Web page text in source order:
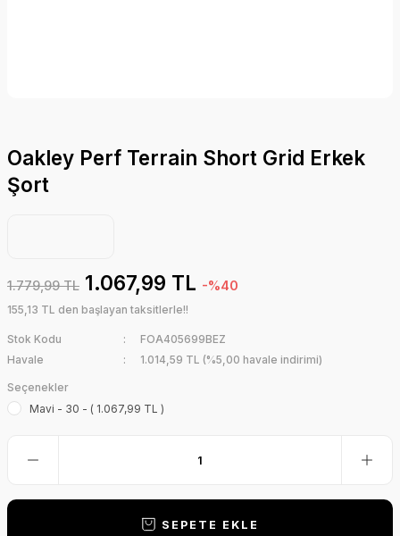
Oakley Perf Terrain Short Grid Erkek
Şort
1.779,99 TL 1.067,99 TL -%40
155,13 TL den başlayan taksitlerle!!
Stok Kodu
FOA405699BEZ
Havale
1.014,59 TL (%5,00 havale indirimi)
Seçenekler
Mavi - 30 - ( 1.067,99 TL )
SEPETE EKLE